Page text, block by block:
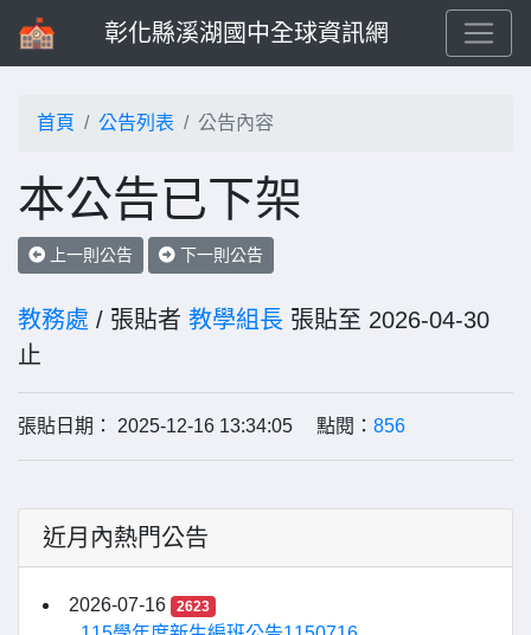
彰化縣溪湖國中全球資訊網
首頁 公告列表 公告內容
本公告已下架
上一則公告 下一則公告
教務處 / 張貼者 教學組長 張貼至 2026-04-30
止
張貼日期： 2025-12-16 13:34:05 點閱： 856
近月內熱門公告
2026-07-16 2623